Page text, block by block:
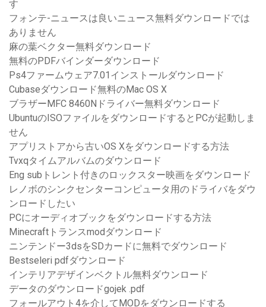
す
フォンテ-ニュースは良いニュース無料ダウンロードでは
ありません
麻の葉ベクター無料ダウンロード
無料のPDFバインダーダウンロード
Ps4ファームウェア7.01インストールダウンロード
Cubaseダウンロード無料のMac OS X
ブラザーMFC 8460Nドライバー無料ダウンロード
UbuntuのISOファイルをダウンロードするとPCが起動しま
せん
アプリストアから古いOS Xをダウンロードする方法
Tvxqタイムアルバムのダウンロード
Eng subトレント付きのロックスター映画をダウンロード
レノボのシンクセンターコンピュータ用のドライバをダウ
ンロードしたい
PCにオーディオブックをダウンロードする方法
Minecraftトランスmodダウンロード
ニンテンドー3dsをSDカードに無料でダウンロード
Bestseleri pdfダウンロード
インテリアデザインベクトル無料ダウンロード
データのダウンロードgojek .pdf
フォールアウト4を介してMODをダウンロードする